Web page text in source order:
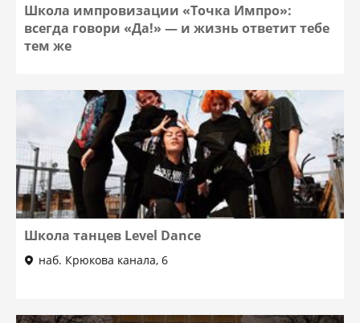
Школа импровизации «Точка Импро»:
всегда говори «Да!» — и жизнь ответит тебе
тем же
Школа танцев Level Dance
наб. Крюкова канала, 6